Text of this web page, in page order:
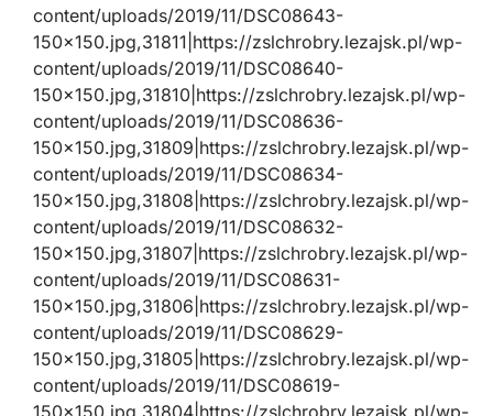
content/uploads/2019/11/DSC08643-
150×150.jpg,31811|https://zslchrobry.lezajsk.pl/wp-
content/uploads/2019/11/DSC08640-
150×150.jpg,31810|https://zslchrobry.lezajsk.pl/wp-
content/uploads/2019/11/DSC08636-
150×150.jpg,31809|https://zslchrobry.lezajsk.pl/wp-
content/uploads/2019/11/DSC08634-
150×150.jpg,31808|https://zslchrobry.lezajsk.pl/wp-
content/uploads/2019/11/DSC08632-
150×150.jpg,31807|https://zslchrobry.lezajsk.pl/wp-
content/uploads/2019/11/DSC08631-
150×150.jpg,31806|https://zslchrobry.lezajsk.pl/wp-
content/uploads/2019/11/DSC08629-
150×150.jpg,31805|https://zslchrobry.lezajsk.pl/wp-
content/uploads/2019/11/DSC08619-
150×150.jpg,31804|https://zslchrobry.lezajsk.pl/wp-